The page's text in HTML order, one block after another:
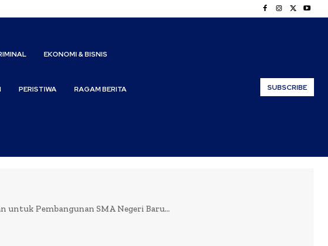
EKONOMI & BISNIS
PERISTIWA RAGAM BERITA SUBSCRIBE
untuk Pembangunan SMA Negeri Baru...